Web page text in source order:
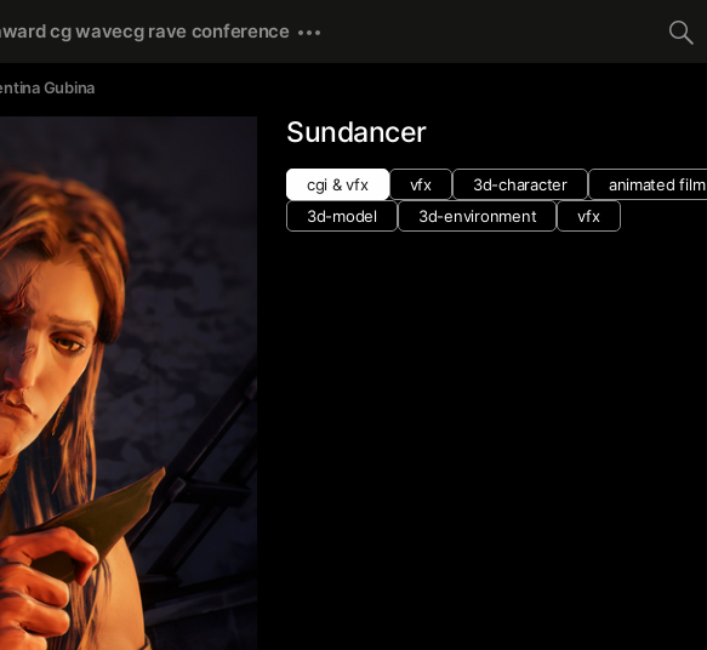
cg wavecg rave conference
Gubina
Sundancer
cgi & vfx vfx 3d-character
animated film
3d-model
3d-environment vfx